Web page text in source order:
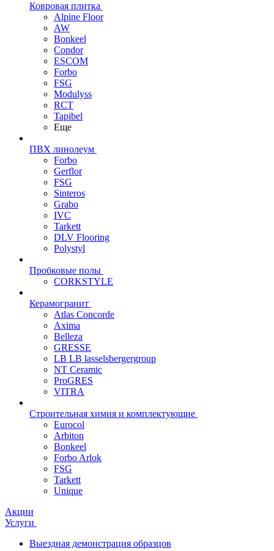
Ковровая плитка
Alpine Floor
AW
Bonkeel
Condor
ESCOM
Forbo
FSG
Modulyss
RCT
Tapibel
Еще
ПВХ линолеум
Forbo
Gerflor
FSG
Sinteros
Grabo
IVC
Tarkett
DLV Flooring
Polystyl
Пробковые полы
CORKSTYLE
Керамогранит
Atlas Concorde
Axima
Belleza
GRESSE
LB LB lasselsbergergroup
NT Ceramic
ProGRES
VITRA
Строительная химия и комплектующие
Eurocol
Arbiton
Bonkeel
Forbo Arlok
FSG
Tarkett
Unique
Акции
Услуги
Выездная демонстрация образцов